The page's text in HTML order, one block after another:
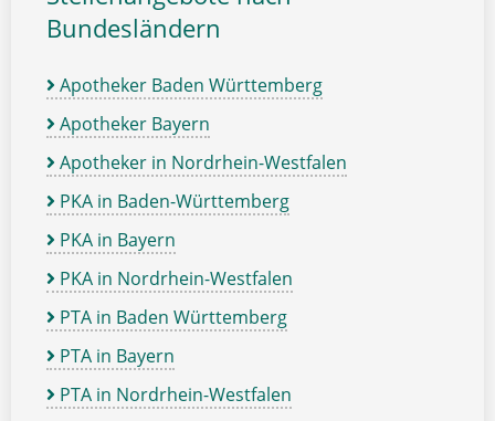
Bundesländern
Apotheker Baden Württemberg
Apotheker Bayern
Apotheker in Nordrhein-Westfalen
PKA in Baden-Württemberg
PKA in Bayern
PKA in Nordrhein-Westfalen
PTA in Baden Württemberg
PTA in Bayern
PTA in Nordrhein-Westfalen